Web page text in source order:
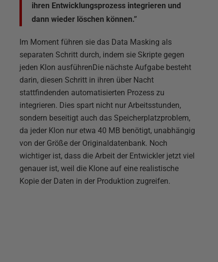
ihren Entwicklungsprozess integrieren und
dann wieder löschen können.”
Im Moment führen sie das Data Masking als
separaten Schritt durch, indem sie Skripte gegen
jeden Klon ausführenDie nächste Aufgabe besteht
darin, diesen Schritt in ihren über Nacht
stattfindenden automatisierten Prozess zu
integrieren. Dies spart nicht nur Arbeitsstunden,
sondern beseitigt auch das Speicherplatzproblem,
da jeder Klon nur etwa 40 MB benötigt, unabhängig
von der Größe der Originaldatenbank. Noch
wichtiger ist, dass die Arbeit der Entwickler jetzt viel
genauer ist, weil die Klone auf eine realistische
Kopie der Daten in der Produktion zugreifen.